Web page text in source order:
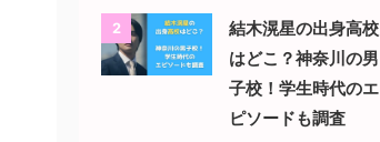
2
結木滉星の出身高校
はどこ？神奈川の男
子校！学生時代のエ
ピソードも調査